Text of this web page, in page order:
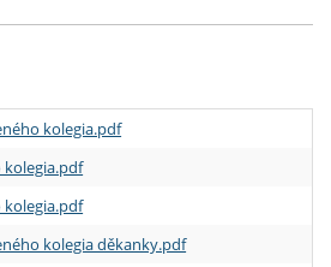
kolegia.pdf
kolegia.pdf
kolegia.pdf
kolegia děkanky.pdf